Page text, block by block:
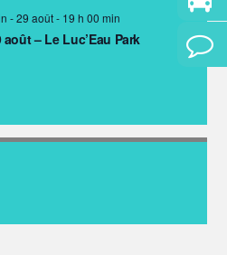
-29 août - 19 h 00 min
– Le Luc’Eau Park